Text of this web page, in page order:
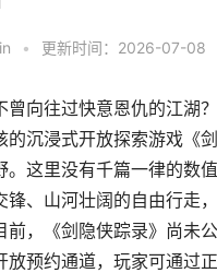
• 更新时间：2026-07-08
曾向往过快意恩仇的江湖
的沉浸式开放探索游戏《
。这里没有千篇一律的数
锋、山河壮阔的自由行走
前，《剑隐侠踪录》尚未
放预约通道，玩家可通过